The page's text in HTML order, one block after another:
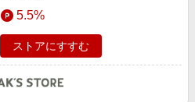
5.5%
ストアにすすむ